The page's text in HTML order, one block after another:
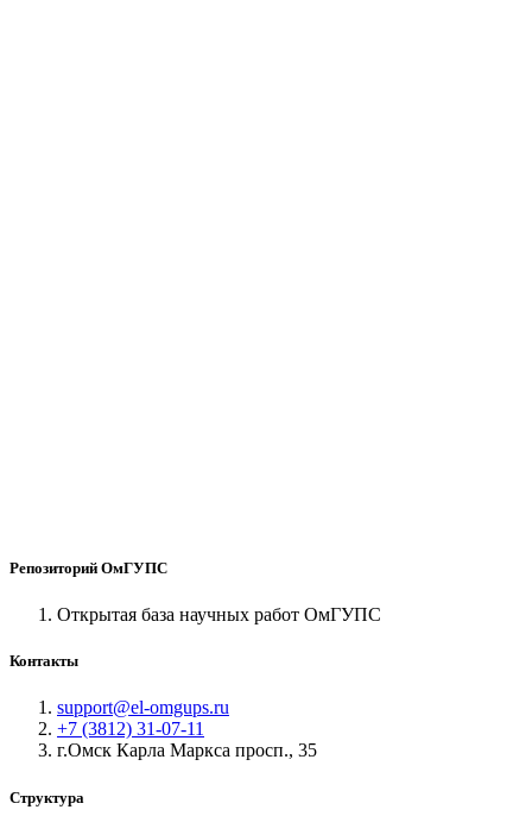
Репозиторий ОмГУПС
Открытая база научных работ ОмГУПС
Контакты
support@el-omgups.ru
+7 (3812) 31-07-11
г.Омск Карла Маркса просп., 35
Структура